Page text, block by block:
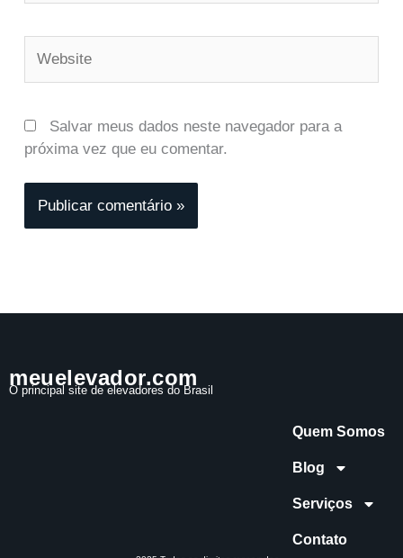
Salvar meus dados neste navegador para a
próxima vez que eu comentar.
meuelevador.com
O principal site de elevadores do Brasil
Quem Somos
Blog
Serviços
Contato